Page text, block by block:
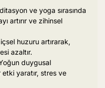
ve yoga sırasında
artırır ve zihinsel
huzuru artırarak,
azaltır.
duygusal
yaratır, stres ve